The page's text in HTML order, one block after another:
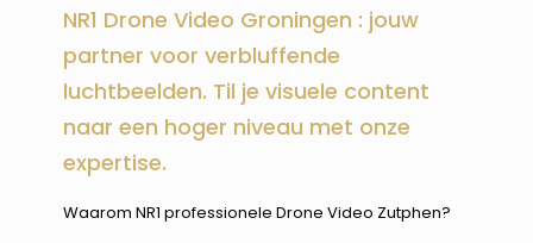
NR1 Drone Video Groningen : jouw
partner voor verbluffende
luchtbeelden. Til je visuele content
naar een hoger niveau met onze
expertise.
Waarom NR1 professionele Drone Video Zutphen? ​​